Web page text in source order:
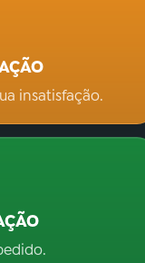
insatisfação.